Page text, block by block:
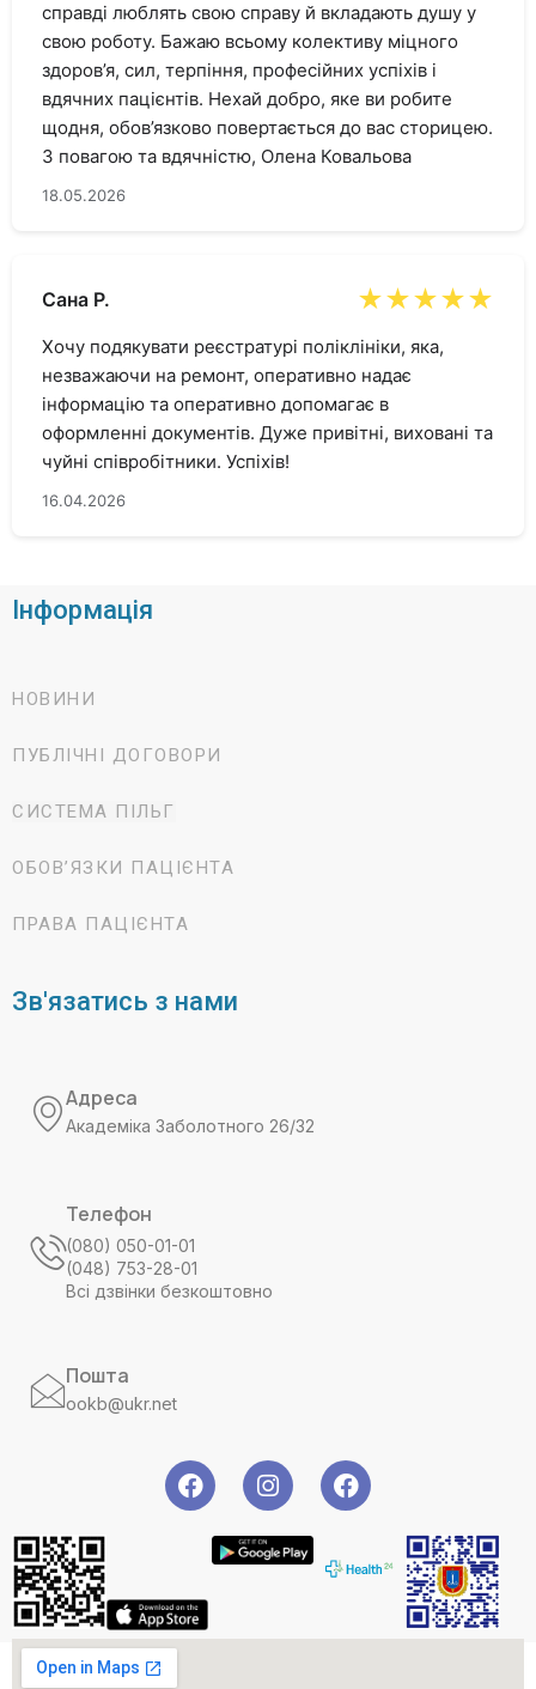
справді люблять свою справу й вкладають душу у
свою роботу. Бажаю всьому колективу міцного
здоров’я, сил, терпіння, професійних успіхів і
вдячних пацієнтів. Нехай добро, яке ви робите
щодня, обов’язково повертається до вас сторицею.
З повагою та вдячністю, Олена Ковальова
18.05.2026
Сана Р. ★★★★★
Хочу подякувати реєстратурі поліклініки, яка,
незважаючи на ремонт, оперативно надає
інформацію та оперативно допомагає в
оформленні документів. Дуже привітні, виховані та
чуйні співробітники. Успіхів!
16.04.2026
Інформація
НОВИНИ
ПУБЛІЧНІ ДОГОВОРИ
СИСТЕМА ПІЛЬГ
ОБОВ’ЯЗКИ ПАЦІЄНТА
ПРАВА ПАЦІЄНТА
Зв'язатись з нами
Адреса
Академіка Заболотного 26/32
Телефон
(080) 050-01-01
(048) 753-28-01
Всі дзвінки безкоштовно
Пошта
ookb@ukr.net